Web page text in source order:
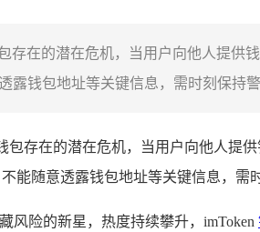
存在的潜在危机，当用户向他人提
露钱包地址等关键信息，需时刻保持
包存在的潜在危机，当用户向他人提
能随意透露钱包地址等关键信息，需
风险的新星，热度持续攀升，imToken